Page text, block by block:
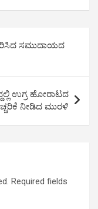
ಸಮುದಾಯದ
ಉಗ್ರ ಹೋರಾಟದ
ನೀಡಿದ ಮುರಳಿ
Required fields